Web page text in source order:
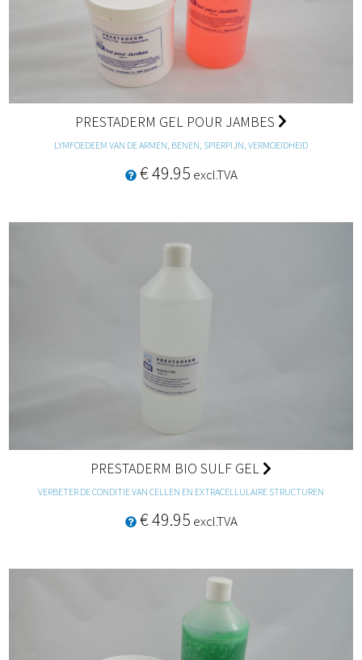
PRESTADERM GEL POUR JAMBES
LYMFOEDEEM VAN DE ARMEN, BENEN, SPIERPIJN, VERMOEIDHEID
€ 49.95 excl.TVA
PRESTADERM BIO SULF GEL
VERBETER DE CONDITIE VAN CELLEN EN EXTRACELLULAIRE STRUCTUREN
€ 49.95 excl.TVA